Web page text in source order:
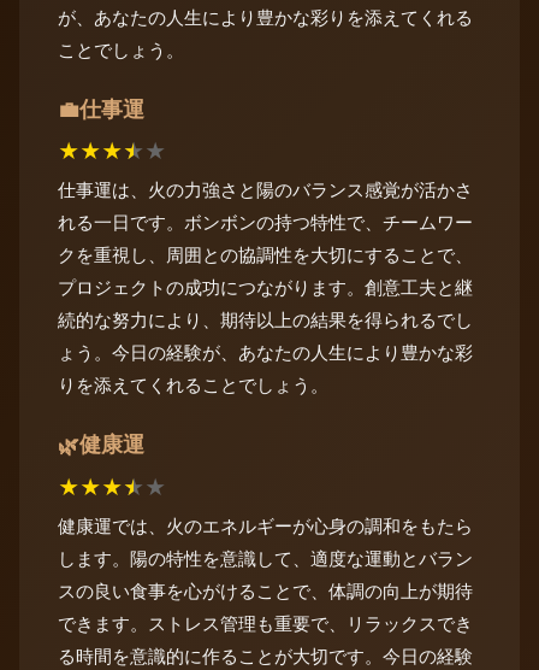
が、あなたの人生により豊かな彩りを添えてくれる
ことでしょう。
💼仕事運
★★★★★
仕事運は、火の力強さと陽のバランス感覚が活かさ
れる一日です。ボンボンの持つ特性で、チームワー
クを重視し、周囲との協調性を大切にすることで、
プロジェクトの成功につながります。創意工夫と継
続的な努力により、期待以上の結果を得られるでし
ょう。今日の経験が、あなたの人生により豊かな彩
りを添えてくれることでしょう。
🌿健康運
★★★★★
健康運では、火のエネルギーが心身の調和をもたら
します。陽の特性を意識して、適度な運動とバラン
スの良い食事を心がけることで、体調の向上が期待
できます。ストレス管理も重要で、リラックスでき
る時間を意識的に作ることが大切です。今日の経験